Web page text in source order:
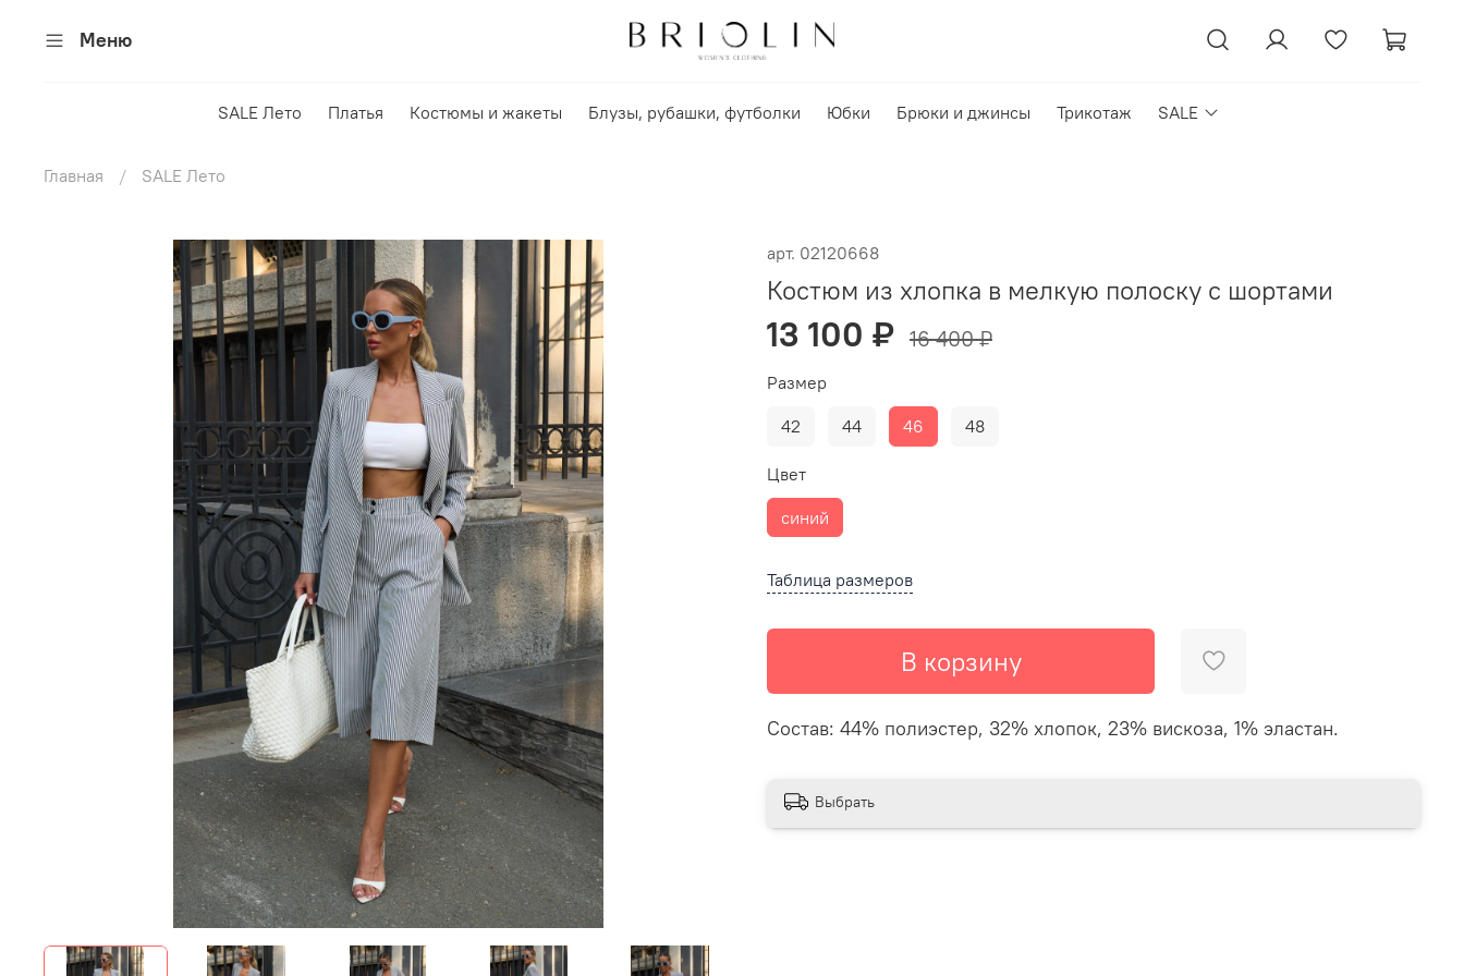
Меню
SALE Лето Платья Костюмы и жакеты Блузы, рубашки, футболки Юбки Брюки и джинсы Трикотаж SALE
Главная SALE Лето
арт. 02120668
Костюм из хлопка в мелкую полоску с шортами
13 100 ₽ 16 400 ₽
Таблица размеров
В корзину
Размер
42 44 46 48
Цвет
синий
Состав: 44% полиэстер, 32% хлопок, 23% вискоза, 1% эластан.
Выбрать